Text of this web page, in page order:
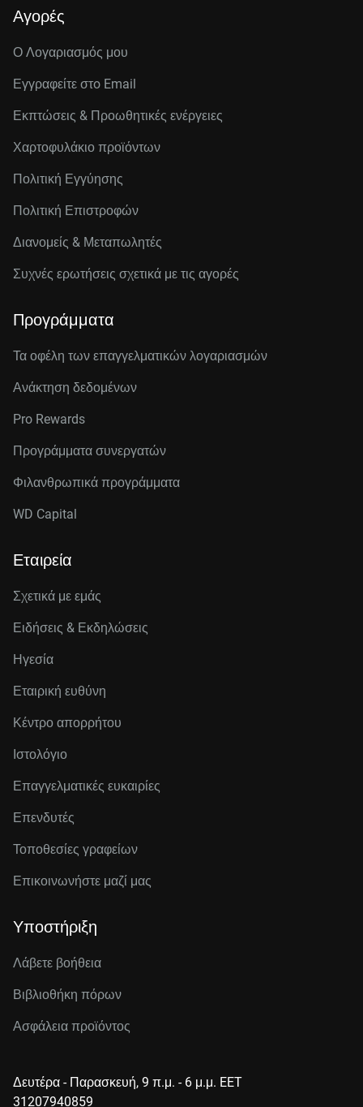
Αγορές
Ο Λογαριασμός μου
Εγγραφείτε στo Email
Εκπτώσεις & Προωθητικές ενέργειες
Χαρτοφυλάκιο προϊόντων
Πολιτική Εγγύησης
Πολιτική Επιστροφών
Διανομείς & Μεταπωλητές
Συχνές ερωτήσεις σχετικά με τις αγορές
Προγράμματα
Τα οφέλη των επαγγελματικών λογαριασμών
Ανάκτηση δεδομένων
Pro Rewards
Προγράμματα συνεργατών
Φιλανθρωπικά προγράμματα
WD Capital
Εταιρεία
Σχετικά με εμάς
Ειδήσεις & Εκδηλώσεις
Ηγεσία
Εταιρική ευθύνη
Κέντρο απορρήτου
Ιστολόγιο
Επαγγελματικές ευκαιρίες
Επενδυτές
Τοποθεσίες γραφείων
Επικοινωνήστε μαζί μας
Υποστήριξη
Λάβετε βοήθεια
Βιβλιοθήκη πόρων
Ασφάλεια προϊόντος
Δευτέρα - Παρασκευή, 9 π.μ. - 6 μ.μ. EET
31207940859